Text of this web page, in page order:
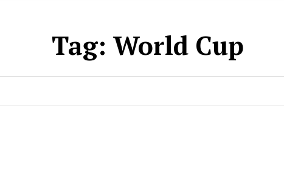
Tag: World Cup